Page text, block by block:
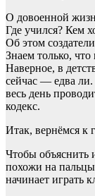
О довоенной
Где учился? Кем
Об этом
Знаем только,
Наверное, в
сейчас — едва
весь день
кодекс.
Итак, вернёмся к
Чтобы объяснить
похожи на
начинает играть